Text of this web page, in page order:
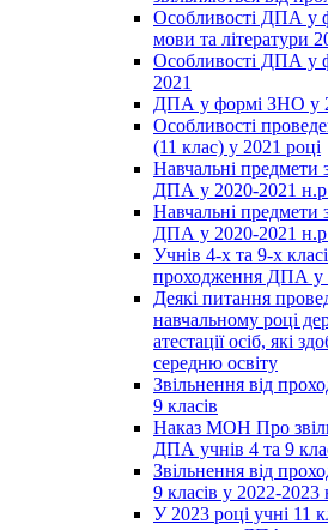
Особливості ДПА у
мови та літератури
Особливості ДПА у
2021
ДПА у формі ЗНО у
Особливості
(11 клас) у 2021 році
Навчальні предмети
ДПА у 2020-2021
Навчальні предмети
ДПА у 2020-2021
Учнів 4-х та 9-х
проходження ДПА у
Деякі питання
навчальному році
атестації осіб, які
середню освіту
Звільнення від
9 класів
Наказ МОН Про
ДПА учнів 4 та 9
Звільнення від
9 класів у 2022-2023
У 2023 році учні 11